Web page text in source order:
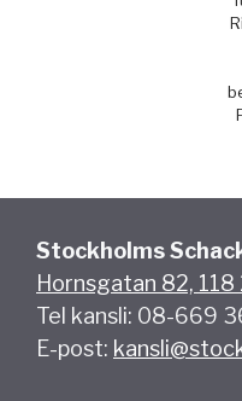
Stockholms
Hornsgatan 82,
Tel kansli: 08-669
E-post: